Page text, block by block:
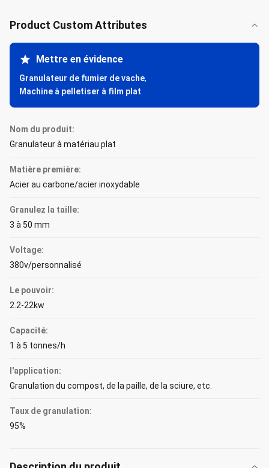
Product Custom Attributes
Mettre en évidence
Granulateur de fumier de vache,
Machine à pelletiser à film plat
Nom du produit:
Granulateur à matériau plat
Matière première:
Acier au carbone/acier inoxydable
Granulez la taille:
3 à 50 mm
Voltage:
380v/personnalisé
Le pouvoir:
2.2-22kw
Capacité:
1 à 5 tonnes/h
l'application:
Granulation du compost, de la paille, de la sciure, etc.
Taux de granulation:
95%